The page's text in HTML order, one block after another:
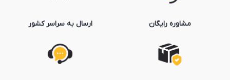
مشاوره رایگان ارسال به سراسر کشور